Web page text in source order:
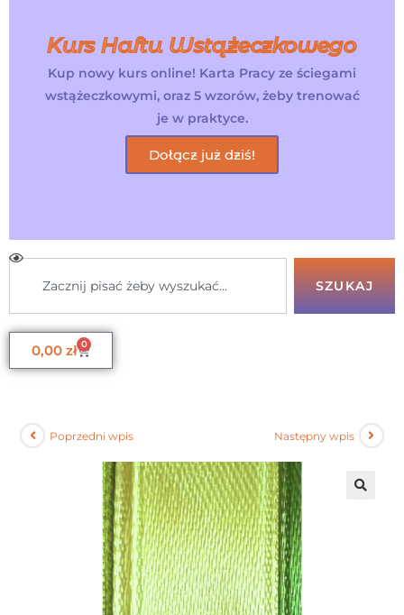
Kurs Haftu Wstążeczkowego
Kup nowy kurs online! Karta Pracy ze ściegami
wstążeczkowymi, oraz 5 wzorów, żeby trenować
je w praktyce.
Dołącz już dziś!
SZUKAJ
0,00 zł 0
Poprzedni wpis Następny wpis